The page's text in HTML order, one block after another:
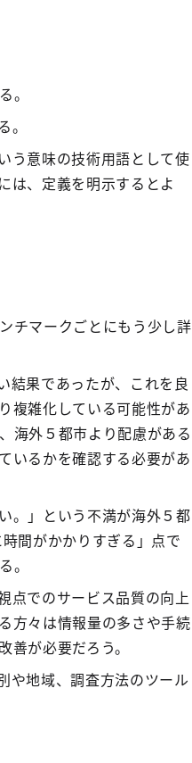
。
う意味の技術用語として使
は、定義を明示するとよ
チマークごとにもう少し詳
結果であったが、これを良
複雑化している可能性があ
海外５都市より配慮がある
いるかを確認する必要があ
。」という不満が海外５都
間がかかりすぎる」点で
。
点でのサービス品質の向上
方々は情報量の多さや手続
が必要だろう。
や地域、調査方法のツール